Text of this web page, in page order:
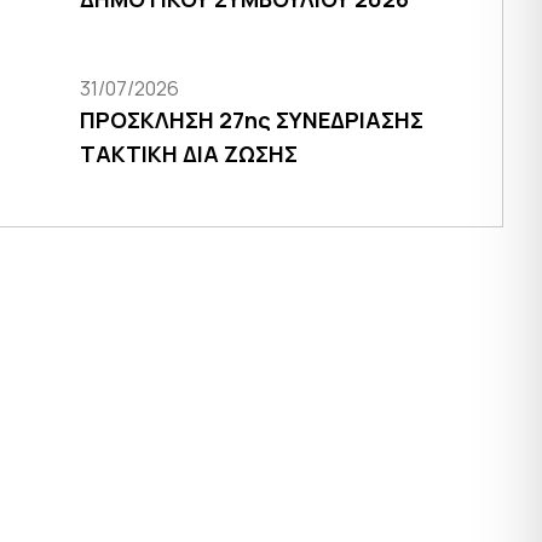
31/07/2026
ΠΡΟΣΚΛΗΣΗ 27ης ΣΥΝΕΔΡΙΑΣΗΣ
ΤΑΚΤΙΚΗ ΔΙΑ ΖΩΣΗΣ